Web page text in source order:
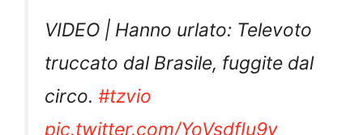
VIDEO | Hanno urlato: Televoto
truccato dal Brasile, fuggite dal
circo. #tzvio
pic.twitter.com/YoVsdfIu9v